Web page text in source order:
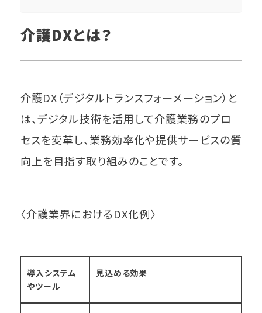
介護DXとは？
介護DX（デジタルトランスフォーメーション）と
は、デジタル技術を活用して介護業務のプロ
セスを変革し、業務効率化や提供サービスの質
向上を目指す取り組みのことです。
〈介護業界におけるDX化例〉
導入システム
やツール
見込める効果